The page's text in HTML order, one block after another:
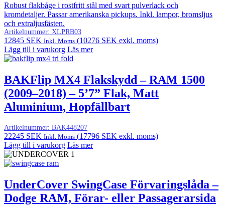
Robust flakbåge i rostfritt stål med svart pulverlack och
kromdetaljer. Passar amerikanska pickups. Inkl. lampor, bromsljus
och extraljusfästen.
Artikelnummer: XLPRB03
12845 SEK Inkl. Moms (10276 SEK exkl. moms)
Lägg till i varukorg Läs mer
BAKFlip MX4 Flakskydd – RAM 1500
(2009–2018) – 5’7” Flak, Matt
Aluminium, Hopfällbart
Artikelnummer: BAK448207
22245 SEK Inkl. Moms (17796 SEK exkl. moms)
Lägg till i varukorg Läs mer
UnderCover SwingCase Förvaringslåda –
Dodge RAM, Förar- eller Passagerarsida